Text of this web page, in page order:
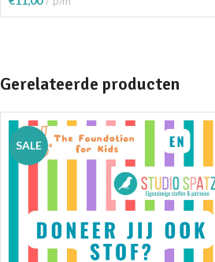
Toevoegen Aan Winkelwagen
Gerelateerde producten
SALE